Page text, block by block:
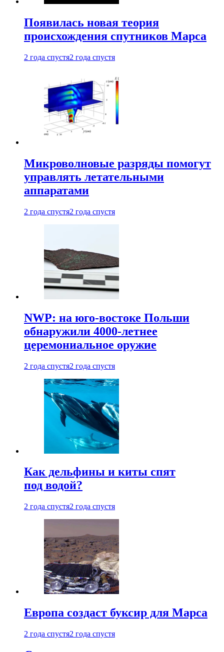
Появилась новая теория
происхождения спутников Марса
2 года спустя2 года спустя
Микроволновые разряды помогут
управлять летательными
аппаратами
2 года спустя2 года спустя
NWP: на юго-востоке Польши
обнаружили 4000-летнее
церемониальное оружие
2 года спустя2 года спустя
Как дельфины и киты спят
под водой?
2 года спустя2 года спустя
Европа создаст буксир для Марса
2 года спустя2 года спустя